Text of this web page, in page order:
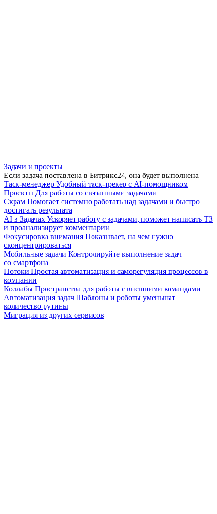
Задачи и проекты
Если задача поставлена в Битрикс24, она будет выполнена
Таск-менеджер Удобный таск-трекер с AI-помощником
Проекты Для работы со связанными задачами
Скрам Помогает системно работать над задачами и быстро
достигать результата
AI в Задачах Ускоряет работу с задачами, поможет написать ТЗ
и проанализирует комментарии
Фокусировка внимания Показывает, на чем нужно
сконцентрироваться
Мобильные задачи Контролируйте выполнение задач
со смартфона
Потоки Простая автоматизация и саморегуляция процессов в
компании
Коллабы Пространства для работы с внешними командами
Автоматизация задач Шаблоны и роботы уменьшат
количество рутины
Миграция из других сервисов